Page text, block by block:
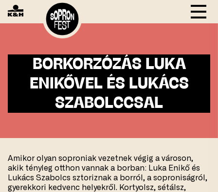
BORKORZÓZÁS LUKA
ENIKŐVEL ÉS LUKÁCS
SZABOLCCSAL
Amikor olyan soproniak vezetnek végig a városon,
akik tényleg otthon vannak a borban: Luka Enikő és
Lukács Szabolcs sztoriznak a borról, a soproniságról,
gyerekkori kedvenc helyekről. Kortyolsz, sétálsz,